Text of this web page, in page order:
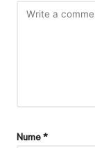
Nume*